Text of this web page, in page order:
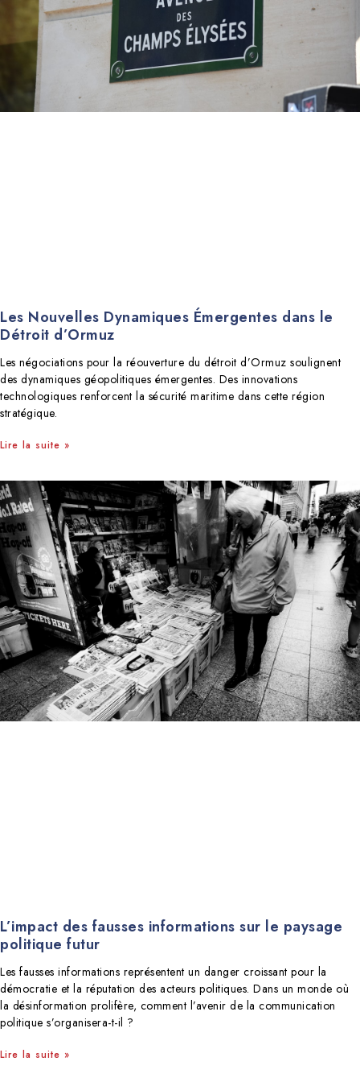
Les Nouvelles Dynamiques Émergentes dans le
Détroit d’Ormuz
Les négociations pour la réouverture du détroit d’Ormuz soulignent
des dynamiques géopolitiques émergentes. Des innovations
technologiques renforcent la sécurité maritime dans cette région
stratégique.
Lire la suite »
L’impact des fausses informations sur le paysage
politique futur
Les fausses informations représentent un danger croissant pour la
démocratie et la réputation des acteurs politiques. Dans un monde où
la désinformation prolifère, comment l’avenir de la communication
politique s’organisera-t-il ?
Lire la suite »